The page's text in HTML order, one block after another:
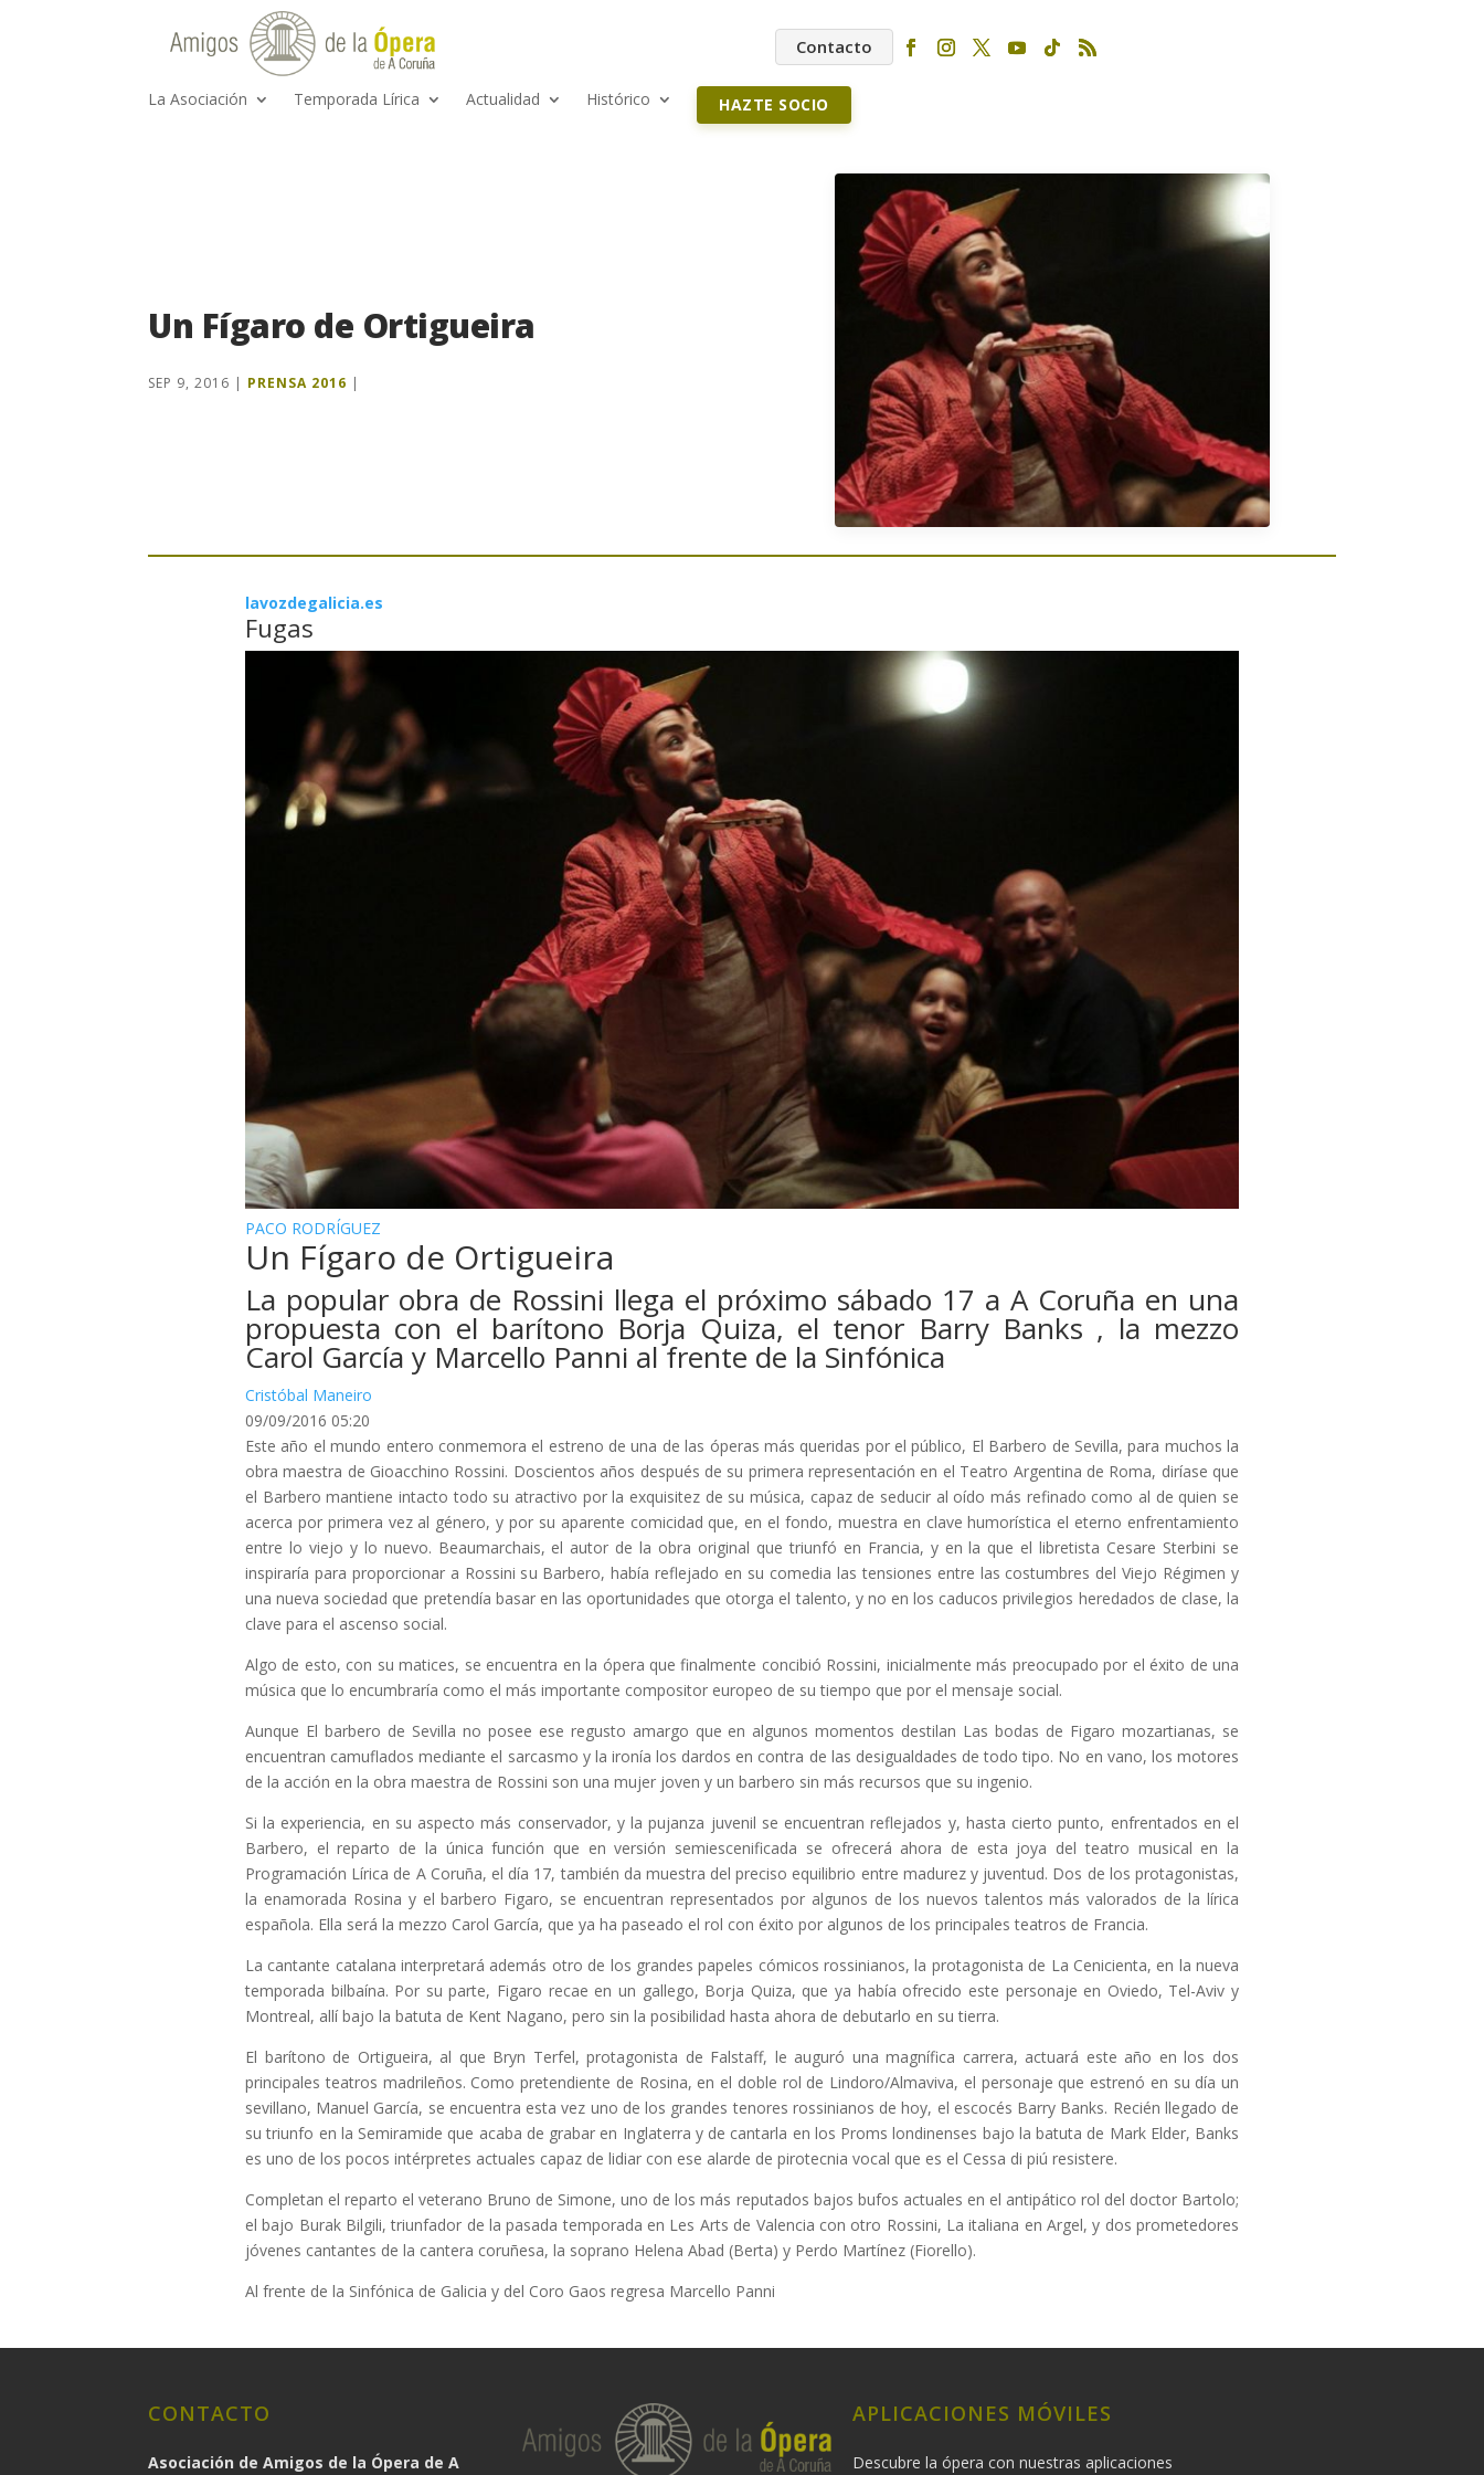
Contacto
La Asociación Temporada Lírica Actualidad Histórico HAZTE SOCIO
Un Fígaro de Ortigueira
SEP 9, 2016 | PRENSA 2016 |
lavozdegalicia.es
Fugas
PACO RODRÍGUEZ
Un Fígaro de Ortigueira
La popular obra de Rossini llega el próximo sábado 17 a A Coruña en una
propuesta con el barítono Borja Quiza, el tenor Barry Banks , la mezzo
Carol García y Marcello Panni al frente de la Sinfónica
Cristóbal Maneiro
09/09/2016 05:20
Este año el mundo entero conmemora el estreno de una de las óperas más queridas por el público, El Barbero de Sevilla, para muchos la
obra maestra de Gioacchino Rossini. Doscientos años después de su primera representación en el Teatro Argentina de Roma, diríase que
el Barbero mantiene intacto todo su atractivo por la exquisitez de su música, capaz de seducir al oído más refinado como al de quien se
acerca por primera vez al género, y por su aparente comicidad que, en el fondo, muestra en clave humorística el eterno enfrentamiento
entre lo viejo y lo nuevo. Beaumarchais, el autor de la obra original que triunfó en Francia, y en la que el libretista Cesare Sterbini se
inspiraría para proporcionar a Rossini su Barbero, había reflejado en su comedia las tensiones entre las costumbres del Viejo Régimen y
una nueva sociedad que pretendía basar en las oportunidades que otorga el talento, y no en los caducos privilegios heredados de clase, la
clave para el ascenso social.
Algo de esto, con su matices, se encuentra en la ópera que finalmente concibió Rossini, inicialmente más preocupado por el éxito de una
música que lo encumbraría como el más importante compositor europeo de su tiempo que por el mensaje social.
Aunque El barbero de Sevilla no posee ese regusto amargo que en algunos momentos destilan Las bodas de Figaro mozartianas, se
encuentran camuflados mediante el sarcasmo y la ironía los dardos en contra de las desigualdades de todo tipo. No en vano, los motores
de la acción en la obra maestra de Rossini son una mujer joven y un barbero sin más recursos que su ingenio.
Si la experiencia, en su aspecto más conservador, y la pujanza juvenil se encuentran reflejados y, hasta cierto punto, enfrentados en el
Barbero, el reparto de la única función que en versión semiescenificada se ofrecerá ahora de esta joya del teatro musical en la
Programación Lírica de A Coruña, el día 17, también da muestra del preciso equilibrio entre madurez y juventud. Dos de los protagonistas,
la enamorada Rosina y el barbero Figaro, se encuentran representados por algunos de los nuevos talentos más valorados de la lírica
española. Ella será la mezzo Carol García, que ya ha paseado el rol con éxito por algunos de los principales teatros de Francia.
La cantante catalana interpretará además otro de los grandes papeles cómicos rossinianos, la protagonista de La Cenicienta, en la nueva
temporada bilbaína. Por su parte, Figaro recae en un gallego, Borja Quiza, que ya había ofrecido este personaje en Oviedo, Tel-Aviv y
Montreal, allí bajo la batuta de Kent Nagano, pero sin la posibilidad hasta ahora de debutarlo en su tierra.
El barítono de Ortigueira, al que Bryn Terfel, protagonista de Falstaff, le auguró una magnífica carrera, actuará este año en los dos
principales teatros madrileños. Como pretendiente de Rosina, en el doble rol de Lindoro/Almaviva, el personaje que estrenó en su día un
sevillano, Manuel García, se encuentra esta vez uno de los grandes tenores rossinianos de hoy, el escocés Barry Banks. Recién llegado de
su triunfo en la Semiramide que acaba de grabar en Inglaterra y de cantarla en los Proms londinenses bajo la batuta de Mark Elder, Banks
es uno de los pocos intérpretes actuales capaz de lidiar con ese alarde de pirotecnia vocal que es el Cessa di piú resistere.
Completan el reparto el veterano Bruno de Simone, uno de los más reputados bajos bufos actuales en el antipático rol del doctor Bartolo;
el bajo Burak Bilgili, triunfador de la pasada temporada en Les Arts de Valencia con otro Rossini, La italiana en Argel, y dos prometedores
jóvenes cantantes de la cantera coruñesa, la soprano Helena Abad (Berta) y Perdo Martínez (Fiorello).
Al frente de la Sinfónica de Galicia y del Coro Gaos regresa Marcello Panni
CONTACTO
Asociación de Amigos de la Ópera de A
APLICACIONES MÓVILES
Descubre la ópera con nuestras aplicaciones